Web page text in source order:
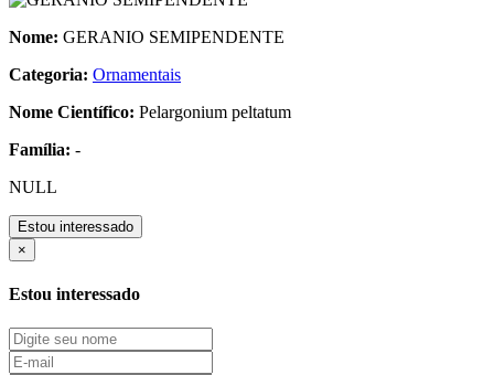
Nome: GERANIO SEMIPENDENTE
Categoria: Ornamentais
Nome Científico: Pelargonium peltatum
Família: -
NULL
Estou interessado
×
Estou interessado